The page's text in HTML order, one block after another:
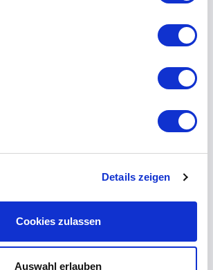
Details zeigen
Cookies zulassen
Auswahl erlauben